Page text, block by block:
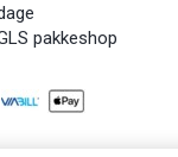
pakkeshop